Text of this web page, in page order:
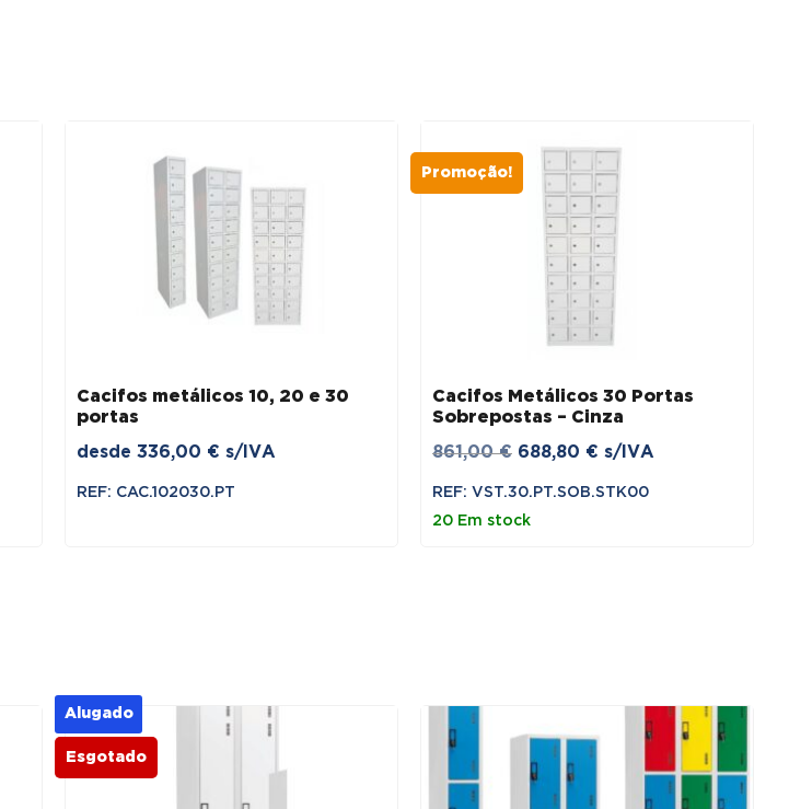
Cacifos metálicos 10, 20 e 30
portas
desde 336,00 € s/IVA
REF: CAC.102030.PT
Promoção!
Cacifos Metálicos 30 Portas
Sobrepostas – Cinza
861,00€ O
688,80 € O
s/IVA
REF: VST.30.PT.SOB.STK00
20 Em stock
Alugado
Esgotado